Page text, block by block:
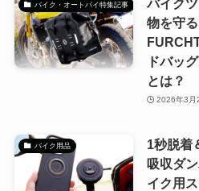
バイク・オートバイ特集記事
バイク
物を守る
ドバッ
とは？
2026年3月
バイク用品
1秒脱着
吸収ダ
イク用